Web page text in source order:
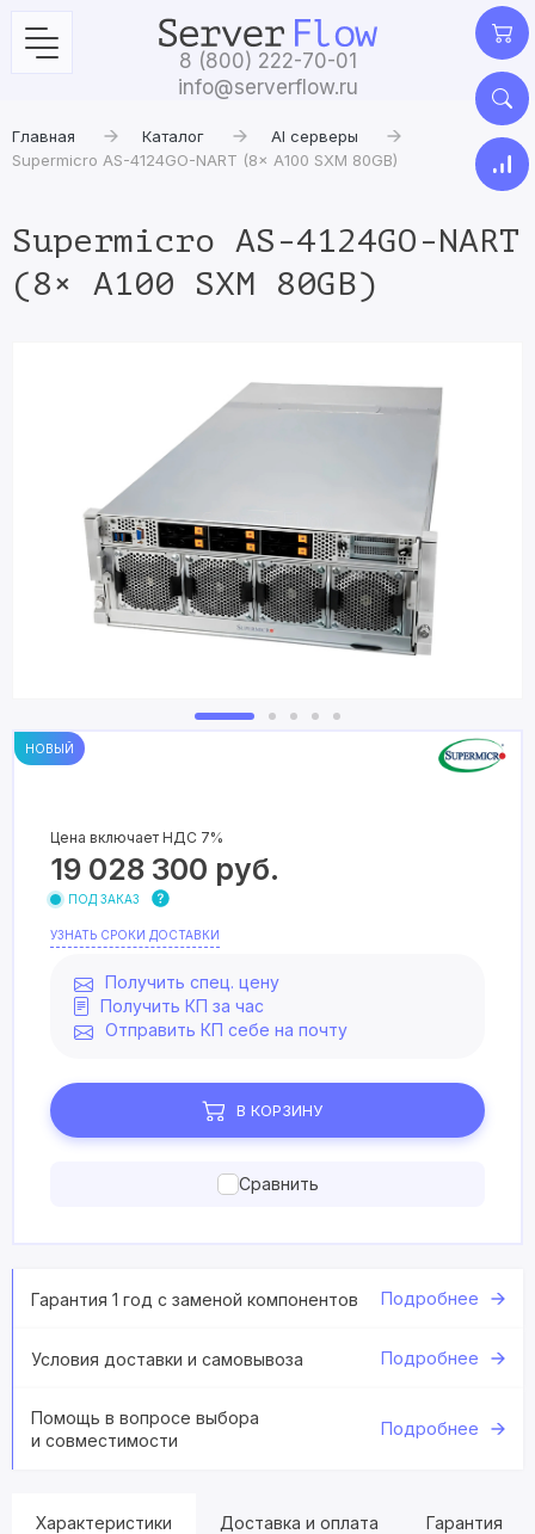
8 (800) 222-70-01
info@serverflow.ru
Главная Каталог
AI серверы
Supermicro AS-4124GO-NART (8× A100 SXM 80GB)
Supermicro AS-4124GO-NART
(8× A100 SXM 80GB)
НОВЫЙ
Цена включает НДС 7%
19 028 300 руб.
ПОД ЗАКАЗ
УЗНАТЬ СРОКИ ДОСТАВКИ
Получить спец. цену
Получить КП за час
Отправить КП себе на почту
В КОРЗИНУ
Сравнить
Гарантия 1 год с заменой компонентов Подробнее
Условия доставки и самовывоза Подробнее
Помощь в вопросе выбора
и совместимости
Подробнее
Характеристики Доставка и оплата Гарантия